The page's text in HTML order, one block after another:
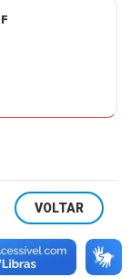
VOLTAR